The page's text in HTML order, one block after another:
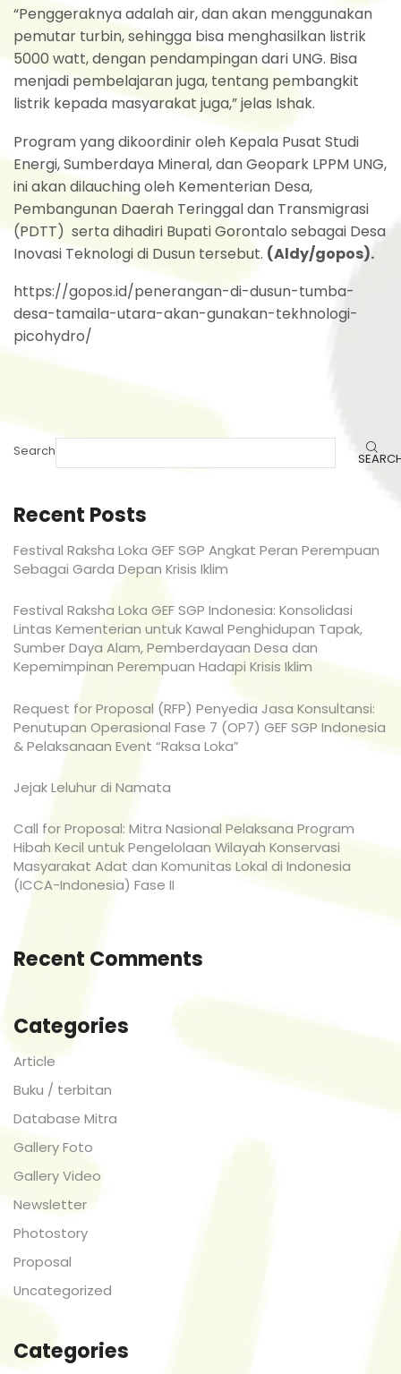
“Penggeraknya adalah air, dan akan menggunakan
pemutar turbin, sehingga bisa menghasilkan listrik
5000 watt, dengan pendampingan dari UNG. Bisa
menjadi pembelajaran juga, tentang pembangkit
listrik kepada masyarakat juga,” jelas Ishak.
Program yang dikoordinir oleh Kepala Pusat Studi
Energi, Sumberdaya Mineral, dan Geopark LPPM UNG,
ini akan dilauching oleh Kementerian Desa,
Pembangunan Daerah Teringgal dan Transmigrasi
(PDTT) serta dihadiri Bupati Gorontalo sebagai Desa
Inovasi Teknologi di Dusun tersebut. (Aldy/gopos).
https://gopos.id/penerangan-di-dusun-tumba-
desa-tamaila-utara-akan-gunakan-tekhnologi-
picohydro/
Search
Recent Posts
Festival Raksha Loka GEF SGP Angkat Peran Perempuan
Sebagai Garda Depan Krisis Iklim
Festival Raksha Loka GEF SGP Indonesia: Konsolidasi
Lintas Kementerian untuk Kawal Penghidupan Tapak,
Sumber Daya Alam, Pemberdayaan Desa dan
Kepemimpinan Perempuan Hadapi Krisis Iklim
Request for Proposal (RFP) Penyedia Jasa Konsultansi:
Penutupan Operasional Fase 7 (OP7) GEF SGP Indonesia
& Pelaksanaan Event “Raksa Loka”
Jejak Leluhur di Namata
Call for Proposal: Mitra Nasional Pelaksana Program
Hibah Kecil untuk Pengelolaan Wilayah Konservasi
Masyarakat Adat dan Komunitas Lokal di Indonesia
(ICCA-Indonesia) Fase II
Recent Comments
Categories
Article
Buku / terbitan
Database Mitra
Gallery Foto
Gallery Video
Newsletter
Photostory
Proposal
Uncategorized
Categories